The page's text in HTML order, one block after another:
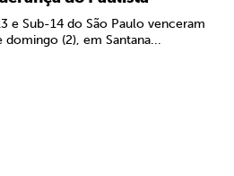
e Sub-14 do São Paulo venceram
domingo (2), em Santana...